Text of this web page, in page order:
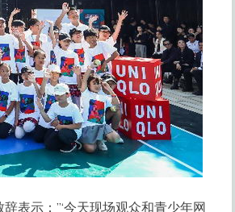
表示：”‘今天现场观众和青少年网